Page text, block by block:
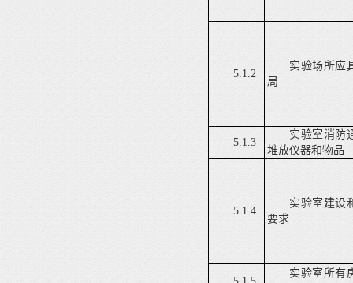
5.1.2
实验场所应
局
5.1.3
实验室消防
堆放仪器和物品
5.1.4
实验室建设
要求
实验室所有